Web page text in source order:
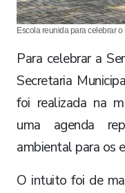
Escola reunida para celebrar
Para celebrar a
Secretaria
foi realizada na
uma agenda
ambiental para os
O intuito foi de